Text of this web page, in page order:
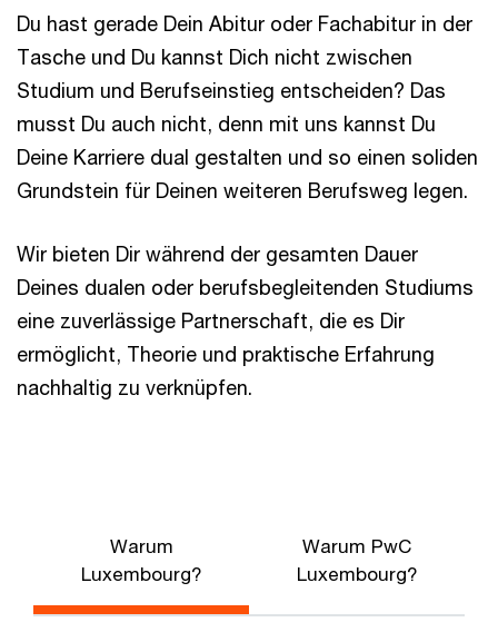
Du hast gerade Dein Abitur oder Fachabitur in der
Tasche und Du kannst Dich nicht zwischen
Studium und Berufseinstieg entscheiden? Das
musst Du auch nicht, denn mit uns kannst Du
Deine Karriere dual gestalten und so einen soliden
Grundstein für Deinen weiteren Berufsweg legen.
Wir bieten Dir während der gesamten Dauer
Deines dualen oder berufsbegleitenden Studiums
eine zuverlässige Partnerschaft, die es Dir
ermöglicht, Theorie und praktische Erfahrung
nachhaltig zu verknüpfen.
Warum
Luxembourg?
Warum PwC
Luxembourg?